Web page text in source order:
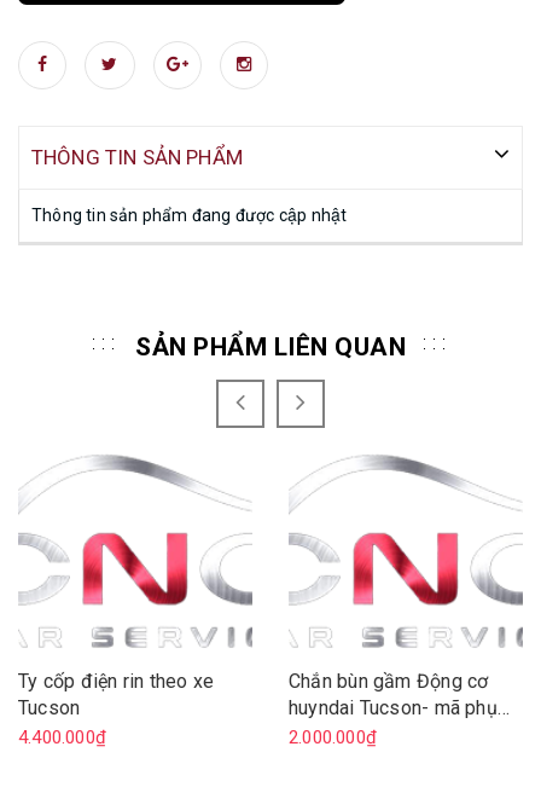
THÔNG TIN SẢN PHẨM
Thông tin sản phẩm đang được cập nhật
SẢN PHẨM LIÊN QUAN
Ty cốp điện rin theo xe
Tucson
4.400.000₫
Chắn bùn gầm Động cơ
huyndai Tucson- mã phụ
tùng 29110D3000
2.000.000₫